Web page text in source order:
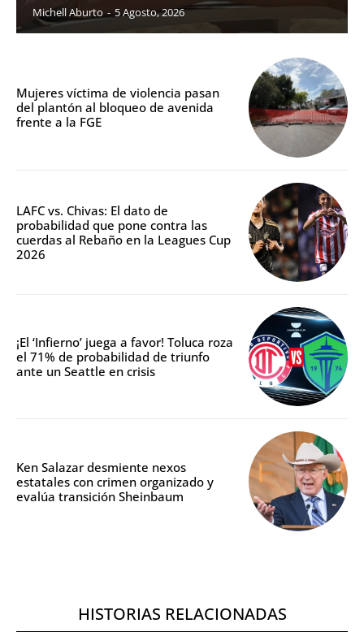
Michell Aburto - 5 Agosto, 2026
Mujeres víctima de violencia pasan
del plantón al bloqueo de avenida
frente a la FGE
LAFC vs. Chivas: El dato de
probabilidad que pone contra las
cuerdas al Rebaño en la Leagues Cup
2026
¡El ‘Infierno’ juega a favor! Toluca roza
el 71% de probabilidad de triunfo
ante un Seattle en crisis
Ken Salazar desmiente nexos
estatales con crimen organizado y
evalúa transición Sheinbaum
HISTORIAS RELACIONADAS